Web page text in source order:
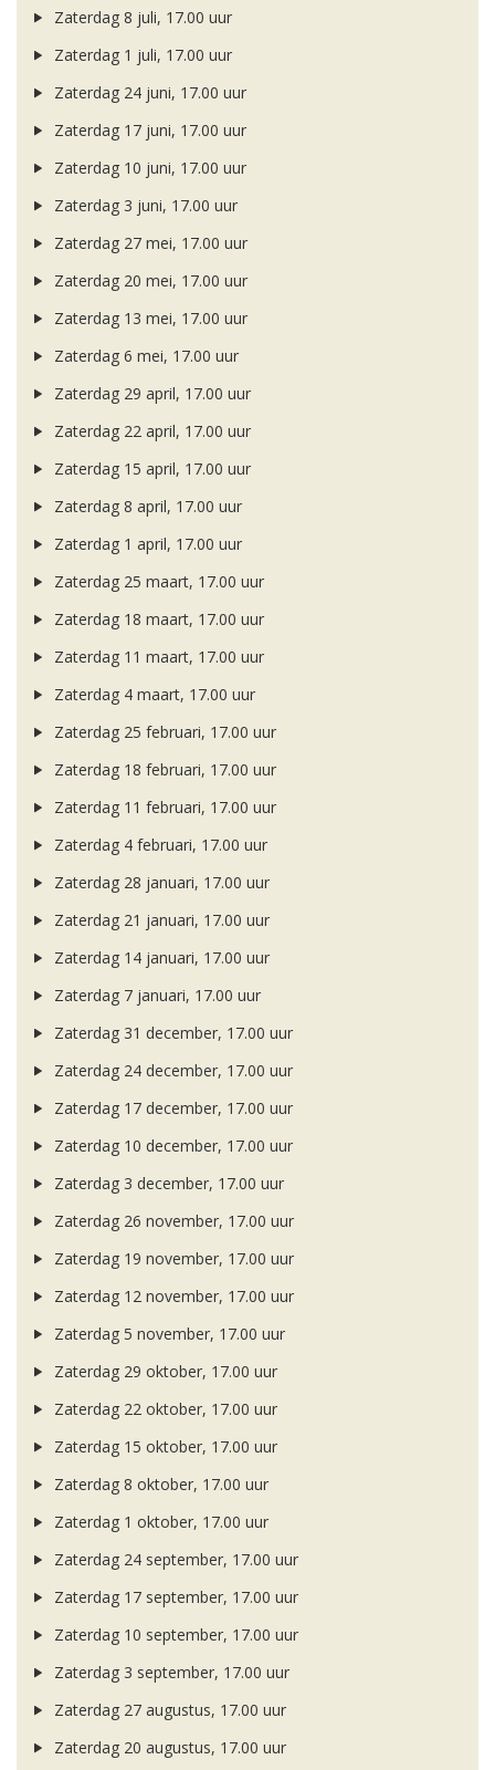
Zaterdag 8 juli, 17.00 uur
Zaterdag 1 juli, 17.00 uur
Zaterdag 24 juni, 17.00 uur
Zaterdag 17 juni, 17.00 uur
Zaterdag 10 juni, 17.00 uur
Zaterdag 3 juni, 17.00 uur
Zaterdag 27 mei, 17.00 uur
Zaterdag 20 mei, 17.00 uur
Zaterdag 13 mei, 17.00 uur
Zaterdag 6 mei, 17.00 uur
Zaterdag 29 april, 17.00 uur
Zaterdag 22 april, 17.00 uur
Zaterdag 15 april, 17.00 uur
Zaterdag 8 april, 17.00 uur
Zaterdag 1 april, 17.00 uur
Zaterdag 25 maart, 17.00 uur
Zaterdag 18 maart, 17.00 uur
Zaterdag 11 maart, 17.00 uur
Zaterdag 4 maart, 17.00 uur
Zaterdag 25 februari, 17.00 uur
Zaterdag 18 februari, 17.00 uur
Zaterdag 11 februari, 17.00 uur
Zaterdag 4 februari, 17.00 uur
Zaterdag 28 januari, 17.00 uur
Zaterdag 21 januari, 17.00 uur
Zaterdag 14 januari, 17.00 uur
Zaterdag 7 januari, 17.00 uur
Zaterdag 31 december, 17.00 uur
Zaterdag 24 december, 17.00 uur
Zaterdag 17 december, 17.00 uur
Zaterdag 10 december, 17.00 uur
Zaterdag 3 december, 17.00 uur
Zaterdag 26 november, 17.00 uur
Zaterdag 19 november, 17.00 uur
Zaterdag 12 november, 17.00 uur
Zaterdag 5 november, 17.00 uur
Zaterdag 29 oktober, 17.00 uur
Zaterdag 22 oktober, 17.00 uur
Zaterdag 15 oktober, 17.00 uur
Zaterdag 8 oktober, 17.00 uur
Zaterdag 1 oktober, 17.00 uur
Zaterdag 24 september, 17.00 uur
Zaterdag 17 september, 17.00 uur
Zaterdag 10 september, 17.00 uur
Zaterdag 3 september, 17.00 uur
Zaterdag 27 augustus, 17.00 uur
Zaterdag 20 augustus, 17.00 uur